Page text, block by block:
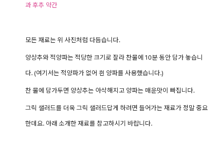
과 후추 약간
모든 재료는 위 사진처럼 다듬습니다.
양상추와 적양파는 적당한 크기로 잘라 찬물에 10분 동안 담가 놓습니
다. (여기서는 적양파가 없어 흰 양파를 사용했습니다.)
찬 물에 담가두면 양상추는 아삭해지고 양파는 매운맛이 빠집니다.
그릭 샐러드를 더욱 그릭 샐러드답게 하려면 들어가는 재료가 정말 중요
한데요. 아래 소개한 재료를 참고하시기 바랍니다.